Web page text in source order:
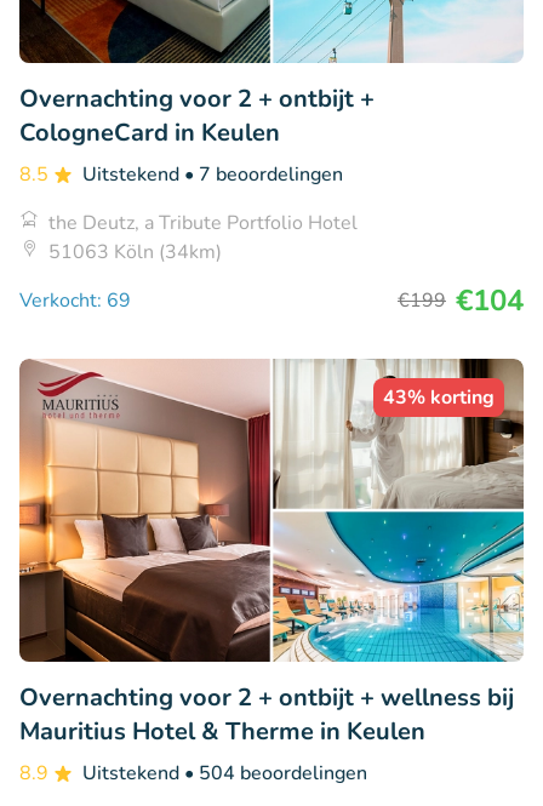
Overnachting voor 2 + ontbijt +
CologneCard in Keulen
8.5 Uitstekend • 7 beoordelingen
the Deutz, a Tribute Portfolio Hotel
51063 Köln (34km)
Verkocht: 69
€199 €104
43% korting
Overnachting voor 2 + ontbijt + wellness bij
Mauritius Hotel & Therme in Keulen
8.9 Uitstekend • 504 beoordelingen